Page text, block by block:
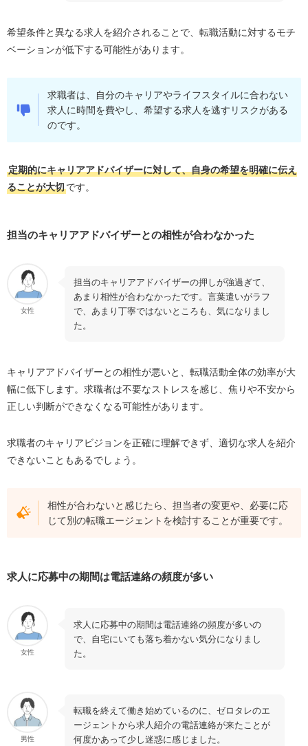
利用にお金はかかる？
利用するなら必ず転職しないといけない？
転職するかどうか決まっていませんが、相談できま
すか？
まとめ
希望条件と異なる求人を紹介されることで、転職活動に対するモチ
ベーションが低下する可能性があります。
求職者は、自分のキャリアやライフスタイルに合わない
求人に時間を費やし、希望する求人を逃すリスクがある
のです。
定期的にキャリアアドバイザーに対して、自身の希望を明確に伝え
ることが大切です。
担当のキャリアアドバイザーとの相性が合わなかった
女性
担当のキャリアアドバイザーの押しが強過ぎて、
あまり相性が合わなかったです。言葉遣いがラフ
で、あまり丁寧ではないところも、気になりまし
た。
キャリアアドバイザーとの相性が悪いと、転職活動全体の効率が大
幅に低下します。求職者は不要なストレスを感じ、焦りや不安から
正しい判断ができなくなる可能性があります。
求職者のキャリアビジョンを正確に理解できず、適切な求人を紹介
できないこともあるでしょう。
相性が合わないと感じたら、担当者の変更や、必要に応
じて別の転職エージェントを検討することが重要です。
求人に応募中の期間は電話連絡の頻度が多い
女性
求人に応募中の期間は電話連絡の頻度が多いの
で、自宅にいても落ち着かない気分になりまし
た。
男性
転職を終えて働き始めているのに、ゼロタレのエ
ージェントから求人紹介の電話連絡が来たことが
何度かあって少し迷惑に感じました。